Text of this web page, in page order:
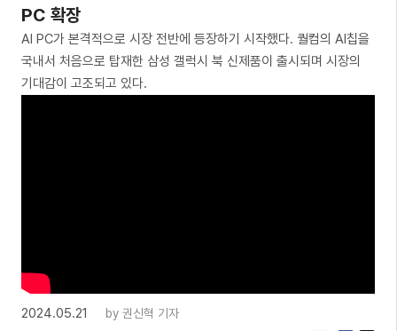
PC 확장
AI PC가 본격적으로 시장 전반에 등장하기 시작했다. 퀄컴의 AI칩을
국내서 처음으로 탑재한 삼성 갤럭시 북 신제품이 출시되며 시장의
기대감이 고조되고 있다.
2024.05.21 by 권신혁 기자